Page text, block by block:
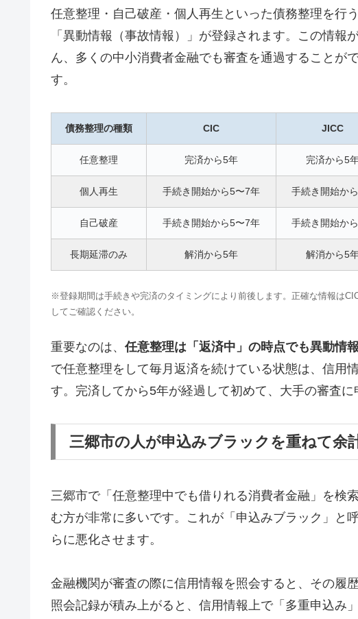
任意整理・自己破産・個人再生といった債務整理を行
「異動情報（事故情報）」が登録されます。この情報
ん、多くの中小消費者金融でも審査を通過することが
す。
債務整理の種類 CIC JICC
任意整理 完済から5年 完済から5
個人再生 手続き開始から5〜7年 手続き開始か
自己破産 手続き開始から5〜7年 手続き開始か
長期延滞のみ 解消から5年 解消から5
※登録期間は手続きや完済のタイミングにより前後します。正確な情報は
してご確認ください。
重要なのは、 任意整理は「返済中」の時点でも異動情
で任意整理をして毎月返済を続けている状態は、信用
す。完済してから5年が経過して初めて、大手の審査に
三郷市の人が申込みブラックを重ねて余
三郷市で「任意整理中でも借りれる消費者金融」を検
む方が非常に多いです。これが「申込みブラック」と
らに悪化させます。
金融機関が審査の際に信用情報を照会すると、その履
照会記録が積み上がると、信用情報上で「多重申込み